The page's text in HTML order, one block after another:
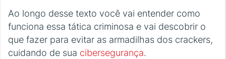
Ao longo desse texto você vai entender como
funciona essa tática criminosa e vai descobrir o
que fazer para evitar as armadilhas dos crackers,
cuidando de sua cibersegurança.